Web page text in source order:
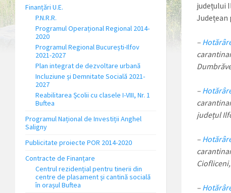
județului
Județean
–
–
județul
–
–
Finanțări U.E.
P.N.R.R.
Programul Operațional Regional 2014-
2020
Programul Regional București-Ilfov
2021-2027
Plan integrat de dezvoltare urbană
Incluziune și Demnitate Socială 2021-
2027
Reabilitarea Școlii cu clasele I-VIII, Nr. 1
Buftea
Programul Național de Investiții Anghel
Saligny
Publicitate proiecte POR 2014-2020
Contracte de Finanțare
Centrul rezidențial pentru tinerii din
centre de plasament și cantină socială
în orașul Buftea